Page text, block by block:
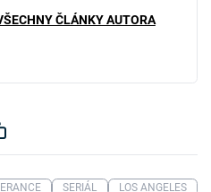
ČLÁNKY AUTORA
SERIÁL LOS ANGELES